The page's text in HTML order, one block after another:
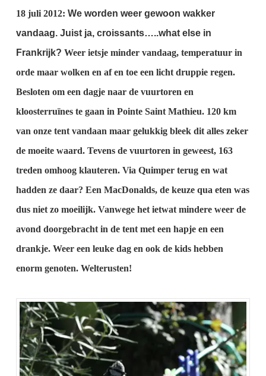
18 juli 2012: We worden weer gewoon wakker
vandaag. Juist ja, croissants…..what else in
Frankrijk? Weer ietsje minder vandaag, temperatuur in
orde maar wolken en af en toe een licht druppie regen.
Besloten om een dagje naar de vuurtoren en
kloosterruïnes te gaan in Pointe Saint Mathieu. 120 km
van onze tent vandaan maar gelukkig bleek dit alles zeker
de moeite waard. Tevens de vuurtoren in geweest, 163
treden omhoog klauteren. Via Quimper terug en wat
hadden ze daar? Een MacDonalds, de keuze qua eten was
dus niet zo moeilijk. Vanwege het ietwat mindere weer de
avond doorgebracht in de tent met een hapje en een
drankje. Weer een leuke dag en ook de kids hebben
enorm genoten. Welterusten!